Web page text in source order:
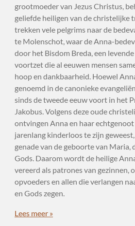
grootmoeder van Jezus Christus,
geliefde heiligen van de christelijke
trekken vele pelgrims naar de
te Molenschot, waar de Anna-
door het Bisdom Breda, een
voortzet die al eeuwen mensen
hoop en dankbaarheid. Hoewel
genoemd in de canonieke
sinds de tweede eeuw voort in het
Jakobus. Volgens deze oude
ontvingen Anna en haar echtgenoot
jarenlang kinderloos te zijn
genade van de geboorte van Maria,
Gods. Daarom wordt de heilige
vereerd als patrones van gezinnen,
opvoeders en allen die verlangen
en Gods zegen.
Lees meer »